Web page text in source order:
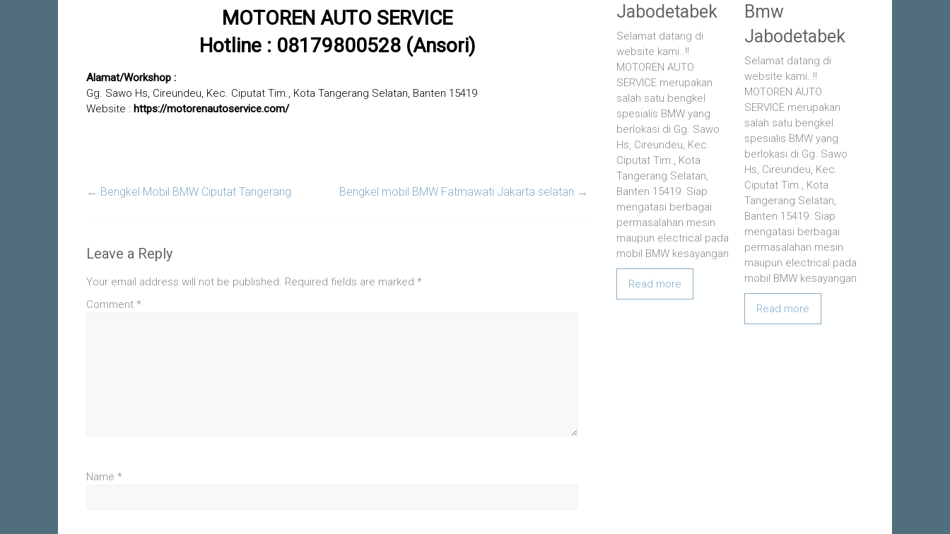
MOTOREN AUTO SERVICE
Hotline : 08179800528 (Ansori)
Alamat/Workshop :
Gg. Sawo Hs, Cireundeu, Kec. Ciputat Tim., Kota Tangerang Selatan, Banten 15419
Website : https://motorenautoservice.com/
← Bengkel Mobil BMW Ciputat Tangerang Bengkel mobil BMW Fatmawati Jakarta selatan →
Leave a Reply
Your email address will not be published. Required fields are marked *
Comment *
Name *
Jabodetabek
Selamat datang di
website kami..!!
MOTOREN AUTO
SERVICE merupakan
salah satu bengkel
spesialis BMW yang
berlokasi di Gg. Sawo
Hs, Cireundeu, Kec.
Ciputat Tim., Kota
Tangerang Selatan,
Banten 15419. Siap
mengatasi berbagai
permasalahan mesin
maupun electrical pada
mobil BMW kesayangan
Read more
Bmw
Jabodetabek
Selamat datang di
website kami..!!
MOTOREN AUTO
SERVICE merupakan
salah satu bengkel
spesialis BMW yang
berlokasi di Gg. Sawo
Hs, Cireundeu, Kec.
Ciputat Tim., Kota
Tangerang Selatan,
Banten 15419. Siap
mengatasi berbagai
permasalahan mesin
maupun electrical pada
mobil BMW kesayangan
Read more